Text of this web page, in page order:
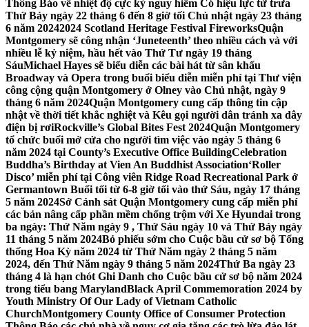
Thông Báo về nhiệt độ cực kỳ nguy hiểm Có hiệu lực từ trưa
Thứ Bảy ngày 22 tháng 6 đến 8 giờ tối Chủ nhật ngày 23 tháng
6 năm 20242024 Scotland Heritage Festival FireworksQuận
Montgomery sẽ công nhận ‘Juneteenth’ theo nhiều cách và với
nhiều lễ kỷ niệm, hầu hết vào Thứ Tư ngày 19 tháng
SáuMichael Hayes sẽ biểu diễn các bài hát từ sân khấu
Broadway và Opera trong buổi biểu diễn miễn phí tại Thư viện
công cộng quận Montgomery ở Olney vào Chủ nhật, ngày 9
tháng 6 năm 2024Quận Montgomery cung cấp thông tin cập
nhật về thời tiết khắc nghiệt và Kêu gọi người dân tránh xa dây
điện bị rơiRockville’s Global Bites Fest 2024Quận Montgomery
tổ chức buổi mở cửa cho người tìm việc vào ngày 5 tháng 6
năm 2024 tại County’s Executive Office BuildingCelebration
Buddha’s Birthday at Vien An Buddhist Association‘Roller
Disco’ miễn phí tại Công viên Ridge Road Recreational Park ở
Germantown Buổi tối từ 6-8 giờ tối vào thứ Sáu, ngày 17 tháng
5 năm 2024Sở Cảnh sát Quận Montgomery cung cấp miễn phí
các bản nâng cấp phần mềm chống trộm với Xe Hyundai trong
ba ngày: Thứ Năm ngày 9 , Thứ Sáu ngày 10 và Thứ Bảy ngày
11 tháng 5 năm 2024Bỏ phiếu sớm cho Cuộc bầu cử sơ bộ Tổng
thống Hoa Kỳ năm 2024 từ Thứ Năm ngày 2 tháng 5 năm
2024, đến Thứ Năm ngày 9 tháng 5 năm 2024Thứ Ba ngày 23
tháng 4 là hạn chót Ghi Danh cho Cuộc bầu cử sơ bộ năm 2024
trong tiểu bang MarylandBlack April Commemoration 2024 by
Youth Ministry Of Our Lady of Vietnam Catholic
ChurchMontgomery County Office of Consumer Protection